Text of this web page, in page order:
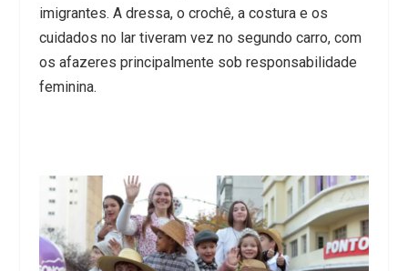
imigrantes. A dressa, o crochê, a costura e os
cuidados no lar tiveram vez no segundo carro, com
os afazeres principalmente sob responsabilidade
feminina.